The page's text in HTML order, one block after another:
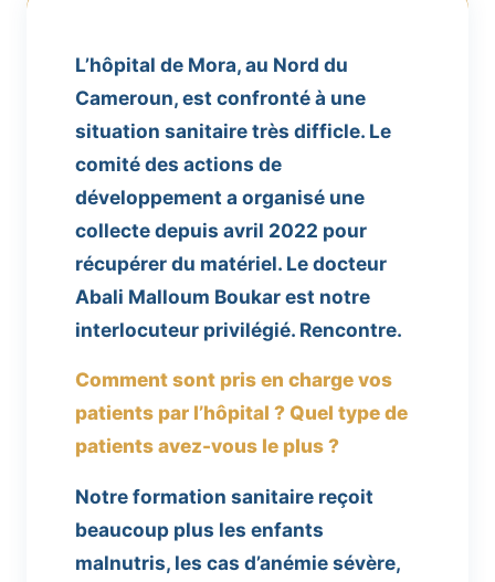
L’hôpital de Mora, au Nord du
Cameroun, est confronté à une
situation sanitaire très difficle. Le
comité des actions de
développement a organisé une
collecte depuis avril 2022 pour
récupérer du matériel. Le docteur
Abali Malloum Boukar est notre
interlocuteur privilégié. Rencontre.
Comment sont pris en charge vos
patients par l’hôpital ? Quel type de
patients avez-vous le plus ?
Notre formation sanitaire reçoit
beaucoup plus les enfants
malnutris, les cas d’anémie sévère,